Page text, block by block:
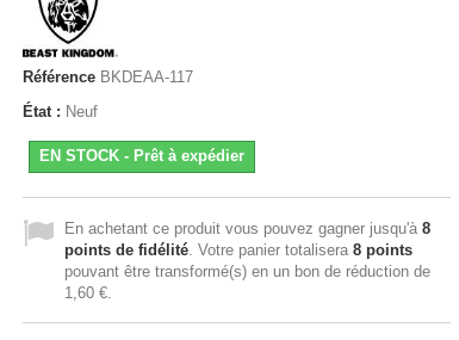
Référence BKDEAA-117
État : Neuf
EN STOCK - Prêt à expédier
En achetant ce produit vous pouvez gagner jusqu'à 8
points de fidélité. Votre panier totalisera 8points
pouvant être transformé(s) en un bon de réduction de
1,60 €.